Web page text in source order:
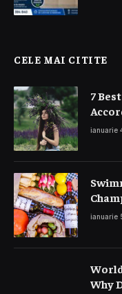
CELE MAI CITITE
7
ianuarie
ianuarie
Why